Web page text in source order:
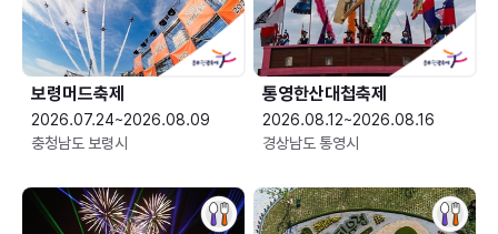
보령머드축제
2026.07.24~2026.08.09
충청남도 보령시
통영한산대첩축제
2026.08.12~2026.08.16
경상남도 통영시